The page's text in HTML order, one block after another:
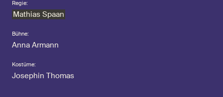
Regie:
Mathias Spaan
Bühne:
Anna Armann
Kostüme:
Josephin Thomas